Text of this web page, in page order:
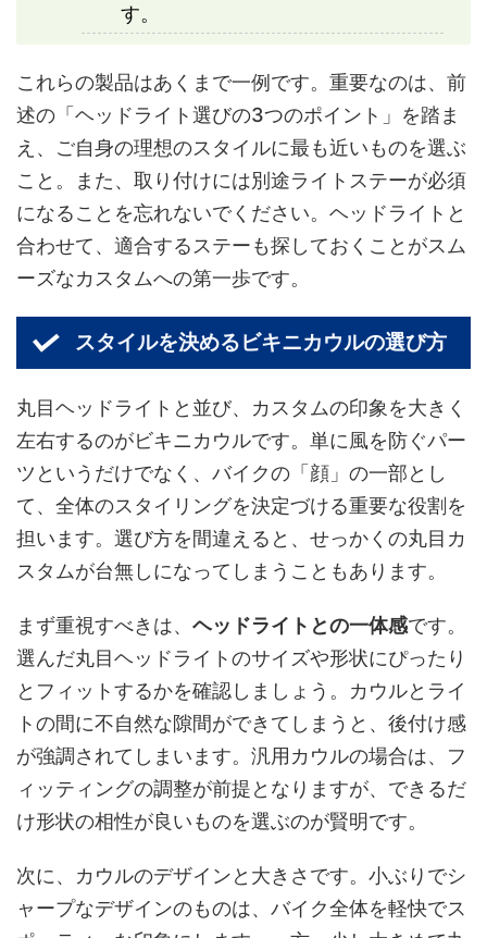
す。
これらの製品はあくまで一例です。重要なのは、前
述の「ヘッドライト選びの3つのポイント」を踏ま
え、ご自身の理想のスタイルに最も近いものを選ぶ
こと。また、取り付けには別途ライトステーが必須
になることを忘れないでください。ヘッドライトと
合わせて、適合するステーも探しておくことがスム
ーズなカスタムへの第一歩です。
スタイルを決めるビキニカウルの選び方
丸目ヘッドライトと並び、カスタムの印象を大きく
左右するのがビキニカウルです。単に風を防ぐパー
ツというだけでなく、バイクの「顔」の一部とし
て、全体のスタイリングを決定づける重要な役割を
担います。選び方を間違えると、せっかくの丸目カ
スタムが台無しになってしまうこともあります。
まず重視すべきは、 ヘッドライトとの一体感です。
選んだ丸目ヘッドライトのサイズや形状にぴったり
とフィットするかを確認しましょう。カウルとライ
トの間に不自然な隙間ができてしまうと、後付け感
が強調されてしまいます。汎用カウルの場合は、フ
ィッティングの調整が前提となりますが、できるだ
け形状の相性が良いものを選ぶのが賢明です。
次に、カウルのデザインと大きさです。小ぶりでシ
ャープなデザインのものは、バイク全体を軽快でス